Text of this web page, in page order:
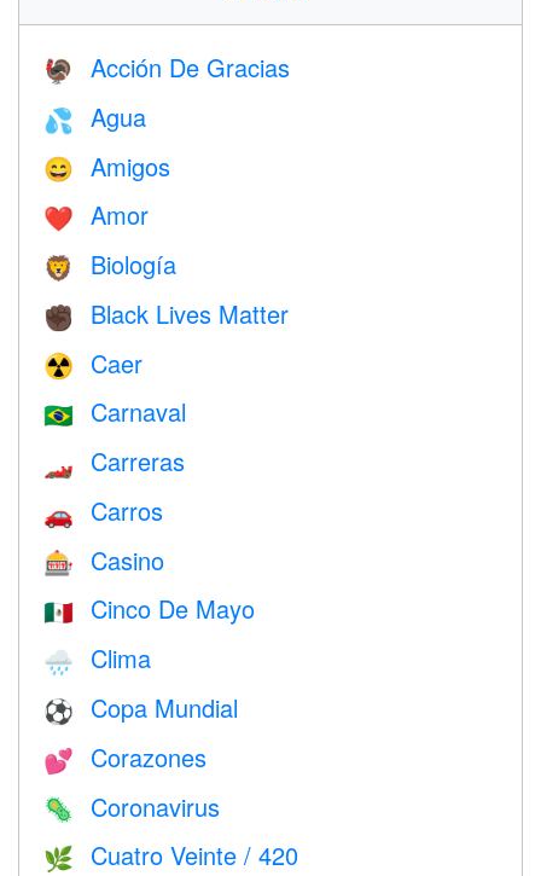
🦃 Acción De Gracias
💦 Agua
😄 Amigos
❤️️ Amor
🦁 Biología
✊🏿 Black Lives Matter
☢️ Caer
🇧🇷 Carnaval
🏎 Carreras
🚗 Carros
🎰 Casino
🇲🇽 Cinco De Mayo
🌧 Clima
⚽ Copa Mundial
💕 Corazones
🦠 Coronavirus
🌿 Cuatro Veinte / 420